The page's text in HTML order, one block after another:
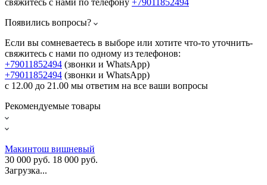
Появились вопросы?
Если вы сомневаетесь в выборе или хотите что-то уточнить-
свяжитесь с нами по одному из телефонов:
+79011852494 (звонки и WhatsApp)
+79011852494 (звонки и WhatsApp)
с 12.00 до 21.00 мы ответим на все ваши вопросы
Рекомендуемые товары
Макинтош вишневый
30 000 руб. 18 000 руб.
Загрузка...